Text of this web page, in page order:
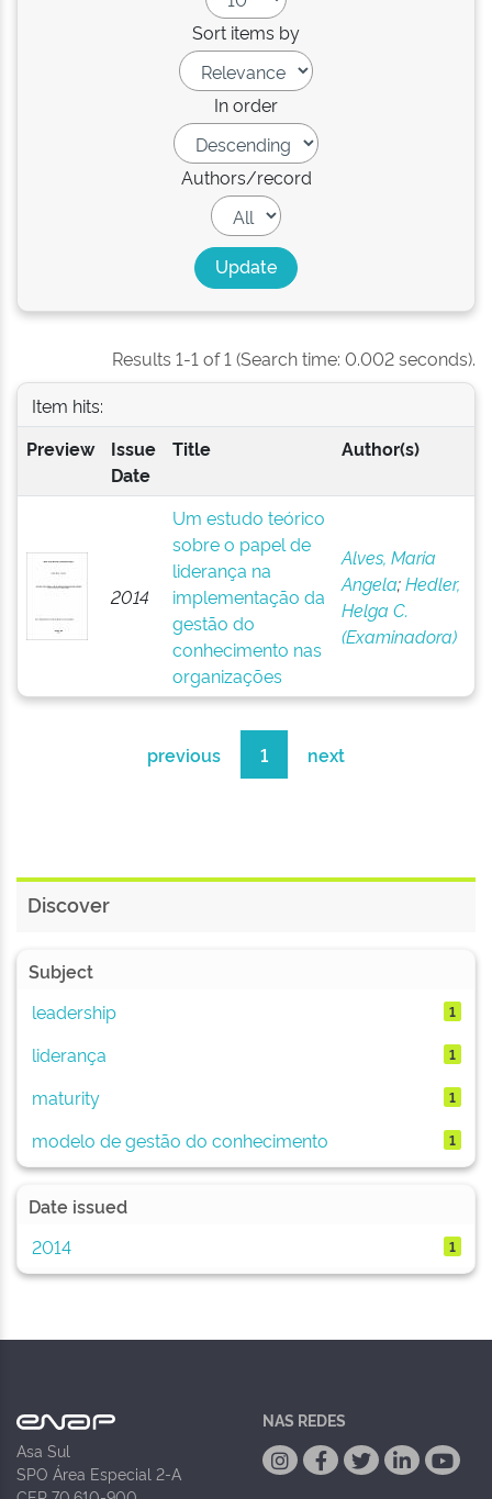
Sort items by
In order
Authors/record
Results 1-1 of 1 (Search time: 0.002 seconds).
Item hits:
Preview
Issue
Date
Title Author(s)
2014
Um estudo teórico
sobre o papel de
liderança na
implementação da
gestão do
conhecimento nas
organizações
Alves, Maria
Angela;Hedler,
Helga C.
(Examinadora)
previous 1 next
Discover
Subject
leadership
1
liderança 1
maturity 1
modelo de gestão do conhecimento 1
Date issued
2014
1
Asa Sul
SPO Área Especial 2-A
NAS REDES